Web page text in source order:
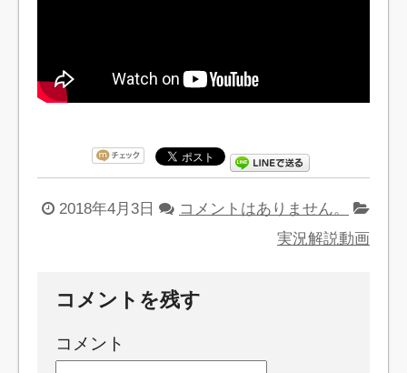
2018年4月3日
コメントはありません。
実況解説動画
コメントを残す
コメント